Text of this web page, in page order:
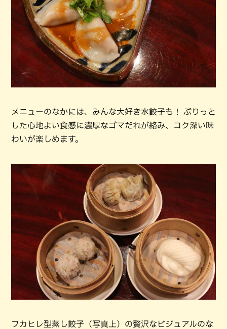
メニューのなかには、みんな大好き水餃子も！ ぷりっと
した心地よい食感に濃厚なゴマだれが絡み、コク深い味
わいが楽しめます。
フカヒレ型蒸し餃子（写真上）の贅沢なビジュアルのな